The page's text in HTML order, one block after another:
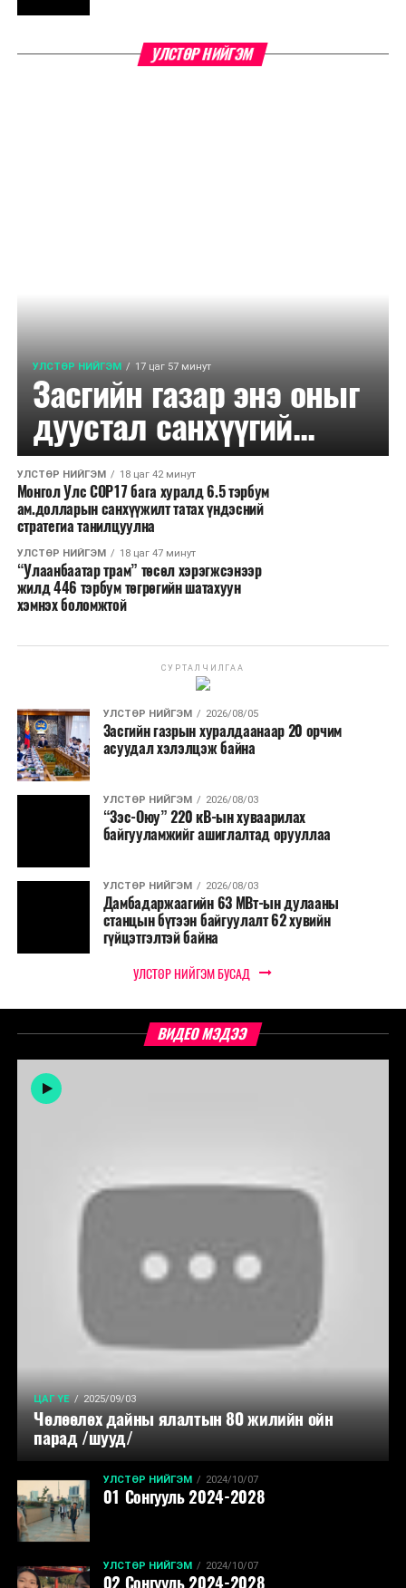
УЛСТӨР НИЙГЭМ
УЛСТӨР НИЙГЭМ 17 цаг 57 минут
Засгийн газар энэ оныг
дуустал санхүүгий...
УЛСТӨР НИЙГЭМ 18 цаг 42 минут
Монгол Улс COP17 бага хуралд 6.5 тэрбум
ам.долларын санхүүжилт татах үндэсний
стратегиа танилцуулна
УЛСТӨР НИЙГЭМ 18 цаг 47 минут
“Улаанбаатар трам” төсөл хэрэгжсэнээр
жилд 446 тэрбум төгрөгийн шатахуун
хэмнэх боломжтой
СУРТАЛЧИЛГАА
УЛСТӨР НИЙГЭМ 2026/08/05
Засгийн газрын хуралдаанаар 20 орчим
асуудал хэлэлцэж байна
УЛСТӨР НИЙГЭМ 2026/08/03
“Зэс-Оюу” 220 кВ-ын хуваарилах
байгууламжийг ашиглалтад орууллаа
УЛСТӨР НИЙГЭМ 2026/08/03
Дамбадаржаагийн 63 МВт-ын дулааны
станцын бүтээн байгуулалт 62 хувийн
гүйцэтгэлтэй байна
УЛСТӨР НИЙГЭМ БУСАД
ВИДЕО МЭДЭЭ
ЦАГ ҮЕ 2025/09/03
Чөлөөлөх дайны ялалтын 80 жилийн ойн
парад /шууд/
УЛСТӨР НИЙГЭМ 2024/10/07
01 Сонгууль 2024-2028
УЛСТӨР НИЙГЭМ 2024/10/07
02 Сонгууль 2024-2028